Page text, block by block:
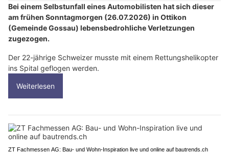
Bei einem Selbstunfall eines Automobilisten hat sich dieser
am frühen Sonntagmorgen (26.07.2026) in Ottikon
(Gemeinde Gossau) lebensbedrohliche Verletzungen
zugezogen.
Der 22-jährige Schweizer musste mit einem Rettungshelikopter
ins Spital geflogen werden.
Weiterlesen
ZT Fachmessen AG: Bau- und Wohn-Inspiration live und online auf bautrends.ch